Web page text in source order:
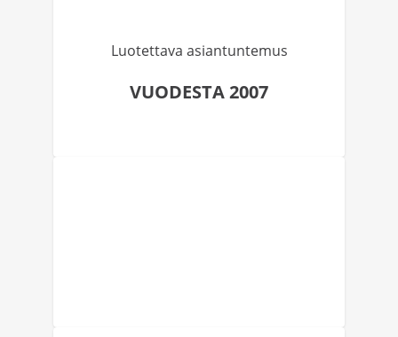
Luotettava asiantuntemus
VUODESTA 2007